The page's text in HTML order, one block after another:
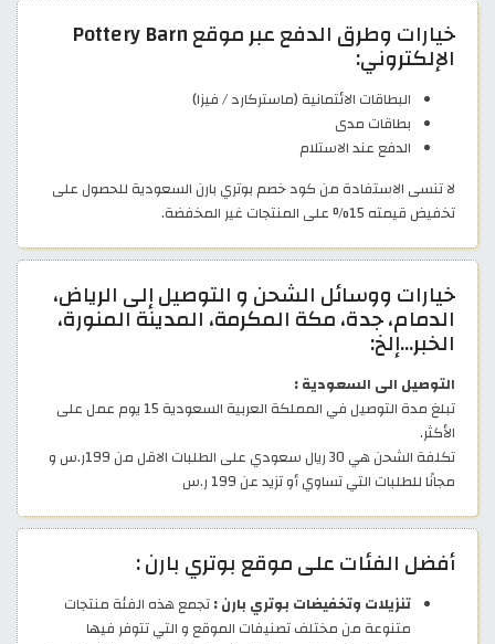
خيارات وطرق الدفع عبر موقع Pottery Barn
الإلكتروني:
البطاقات الائتمانية (ماستركارد / فيزا)
بطاقات مدى
الدفع عند الاستلام
لا تنسى الاستفادة من كود خصم بوتري بارن السعودية للحصول على
تخفيض قيمته 15% على المنتجات غير المخفضة.
خيارات ووسائل الشحن و التوصيل إلى الرياض،
الدمام، جدة، مكة المكرمة، المدينة المنورة،
الخبر…إلخ:
التوصيل الى السعودية :
تبلغ مدة التوصيل في المملكة العربية السعودية 15 يوم عمل على
الأكثر.
تكلفة الشحن هي 30 ريال سعودي على الطلبات الاقل من 199ر.س و
مجانًا للطلبات التي تساوي أو تزيد عن 199 ر.س
أفضل الفئات على موقع بوتري بارن :
تنزيلات وتخفيضات بوتري بارن :تجمع هذه الفئة منتجات
متنوعة من مختلف تصنيفات الموقع و التي تتوفر فيها